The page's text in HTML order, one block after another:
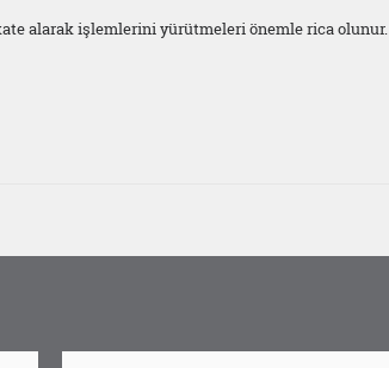
alarak işlemlerini yürütmeleri önemle rica olunur.